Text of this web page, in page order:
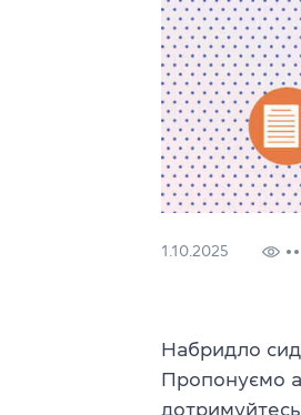
1.10.2025
Набридло
Пропонуємо
дотримуйтесь